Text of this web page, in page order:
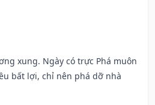
xung. Ngày có trực Phá muôn
bất lợi, chỉ nên phá dỡ nhà